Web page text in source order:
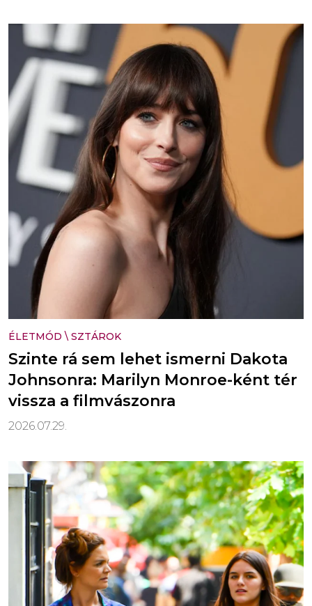
ÉLETMÓD \ SZTÁROK
Szinte rá sem lehet ismerni Dakota
Johnsonra: Marilyn Monroe-ként tér
vissza a filmvászonra
2026.07.29.